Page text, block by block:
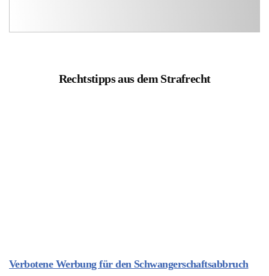
Rechtstipps aus dem Strafrecht
Verbotene Werbung für den Schwangerschaftsabbruch